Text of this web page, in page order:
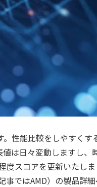
。性能比較をしやすくす
は日々変動しますし、
度スコアを更新いたしま
事ではAMD）の製品詳